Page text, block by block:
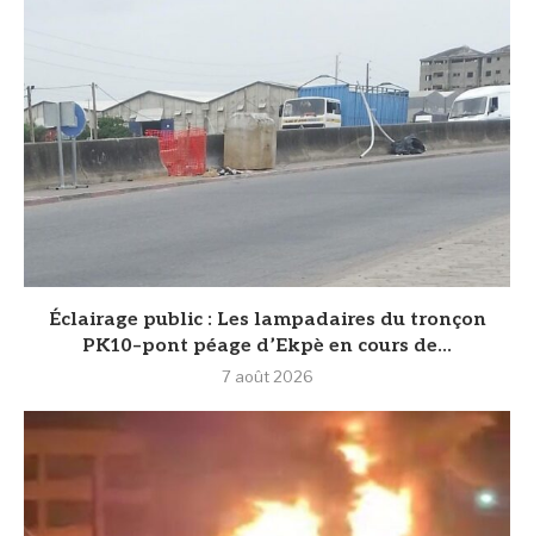
‎Éclairage public : Les lampadaires du tronçon
PK10–pont péage d’Ekpè en cours de...
7 août 2026